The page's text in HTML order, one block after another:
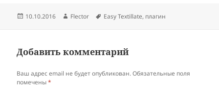
Опубликовано Автор
Flector Метки
Easy Textillate, плагин
Добавить комментарий
Ваш адрес email не будет опубликован. Обязательные поля
помечены*